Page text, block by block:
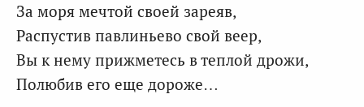
За моря мечтой своей зареяв,
Распустив павлиньево свой веер,
Вы к нему прижметесь в теплой дрожи,
Полюбив его еще дороже…